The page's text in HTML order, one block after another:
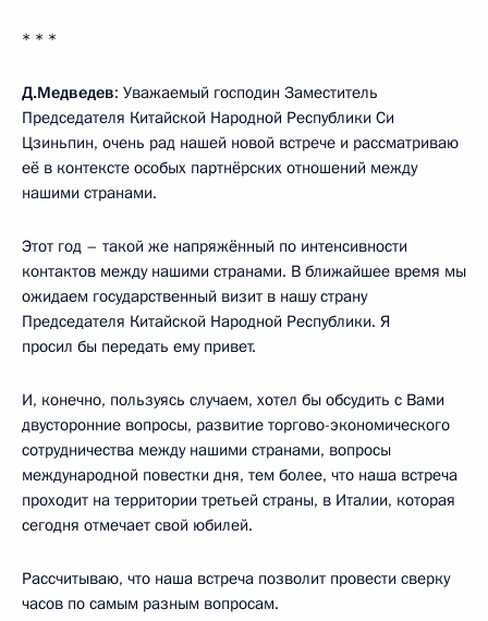
* * *
Д.Медведев: Уважаемый господин Заместитель
Председателя Китайской Народной Республики Си
Цзиньпин, очень рад нашей новой встрече и рассматриваю
её в контексте особых партнёрских отношений между
нашими странами.
Этот год – такой же напряжённый по интенсивности
контактов между нашими странами. В ближайшее время мы
ожидаем государственный визит в нашу страну
Председателя Китайской Народной Республики. Я
просил бы передать ему привет.
И, конечно, пользуясь случаем, хотел бы обсудить с Вами
двусторонние вопросы, развитие торгово-экономического
сотрудничества между нашими странами, вопросы
международной повестки дня, тем более, что наша встреча
проходит на территории третьей страны, в Италии, которая
сегодня отмечает свой юбилей.
Рассчитываю, что наша встреча позволит провести сверку
часов по самым разным вопросам.